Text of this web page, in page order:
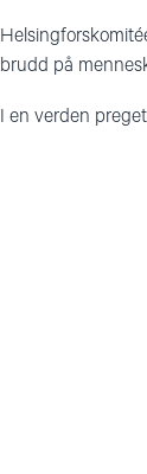
brudd på
I en verden